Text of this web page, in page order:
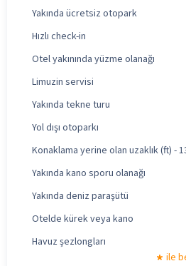
Yakında ücretsiz otopark
Hızlı check-in
Otel yakınında yüzme olanağı
Limuzin servisi
Yakında tekne turu
Yol dışı otoparkı
Konaklama yerine olan uzaklık (ft) -
Yakında kano sporu olanağı
Yakında deniz paraşütü
Otelde kürek veya kano
Havuz şezlongları
ile